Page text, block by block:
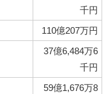
千円
110億207万円
37億6,484万6
千円
59億1,676万8